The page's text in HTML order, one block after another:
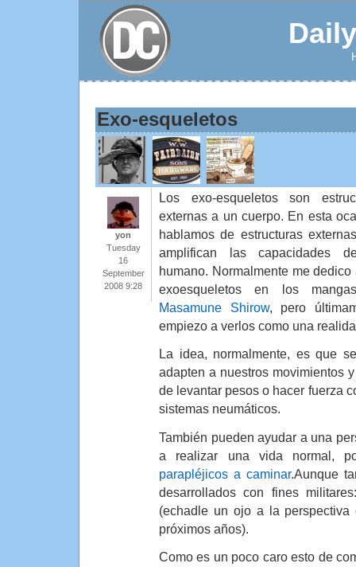
Exo-esqueletos
yon
Tuesday
16
September
2008 9:28
Los exo-esqueletos son
externas a un cuerpo. En esta
hablamos de estructuras
amplifican las capacidades
humano. Normalmente me dedico
exoesqueletos en los
Masamune Shirow, pero
empiezo a verlos como una
La idea, normalmente, es que
adapten a nuestros movimientos
de levantar pesos o hacer fuerza
sistemas neumáticos.
También pueden ayudar a una
a realizar una vida normal,
parapléjicos a caminar.Aunque
desarrollados con fines
(echadle un ojo a la
próximos años).
Como es un poco caro esto de